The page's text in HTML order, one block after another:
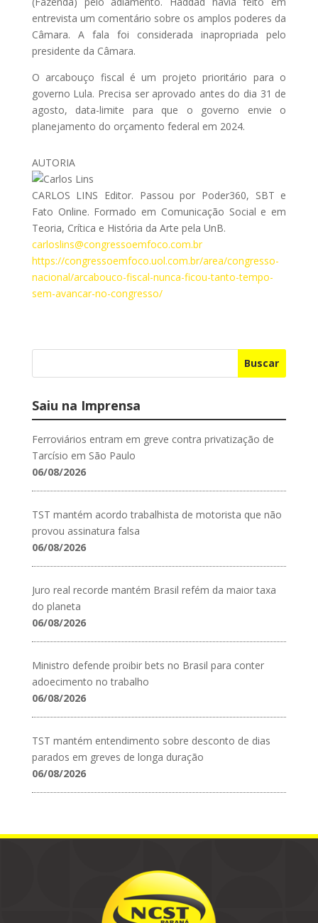
entrevista um comentário sobre os amplos poderes da
Câmara. A fala foi considerada inapropriada pelo
presidente da Câmara.
O arcabouço fiscal é um projeto prioritário para o
governo Lula. Precisa ser aprovado antes do dia 31 de
agosto, data-limite para que o governo envie o
planejamento do orçamento federal em 2024.
AUTORIA
CARLOS LINS Editor. Passou por Poder360, SBT e
Fato Online. Formado em Comunicação Social e em
Teoria, Crítica e História da Arte pela UnB.
carloslins@congressoemfoco.com.br
https://congressoemfoco.uol.com.br/area/congresso-
nacional/arcabouco-fiscal-nunca-ficou-tanto-tempo-
sem-avancar-no-congresso/
Buscar
Saiu na Imprensa
Ferroviários entram em greve contra privatização de
Tarcísio em São Paulo
06/08/2026
TST mantém acordo trabalhista de motorista que não
provou assinatura falsa
06/08/2026
Juro real recorde mantém Brasil refém da maior taxa
do planeta
06/08/2026
Ministro defende proibir bets no Brasil para conter
adoecimento no trabalho
06/08/2026
TST mantém entendimento sobre desconto de dias
parados em greves de longa duração
06/08/2026